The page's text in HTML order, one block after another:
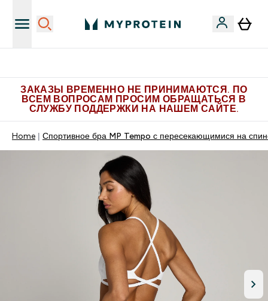
ЗАКАЗЫ ВРЕМЕННО НЕ ПРИНИМАЮТСЯ. ПО
ВСЕМ ВОПРОСАМ ПРОСИМ ОБРАЩАТЬСЯ В
СЛУЖБУ ПОДДЕРЖКИ НА НАШЕМ САЙТЕ.
Home Спортивное бра MP Tempo с пересекающимися на